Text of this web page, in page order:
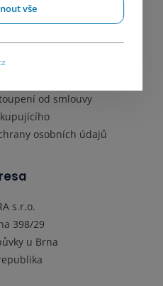
od smlouvy
osobních údajů
s.r.o.
398/29
u Brna
vše